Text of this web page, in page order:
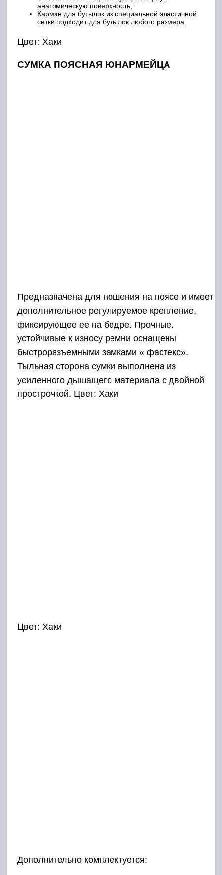
анатомическую поверхность;
Карман для бутылок из специальной эластичной
сетки подходит для бутылок любого размера.
Цвет: Хаки
СУМКА ПОЯСНАЯ ЮНАРМЕЙЦА
Предназначена для ношения на поясе и имеет
дополнительное регулируемое крепление,
фиксирующее ее на бедре. Прочные,
устойчивые к износу ремни оснащены
быстроразъемными замками « фастекс».
Тыльная сторона сумки выполнена из
усиленного дышащего материала с двойной
прострочкой. Цвет: Хаки
Цвет: Хаки
Дополнительно комплектуется: